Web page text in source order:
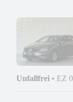
Unfallfrei • EZ